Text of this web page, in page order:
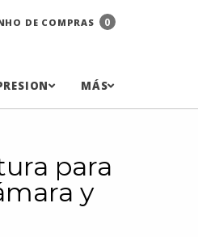
DE COMPRAS 0
MÁS
para
y